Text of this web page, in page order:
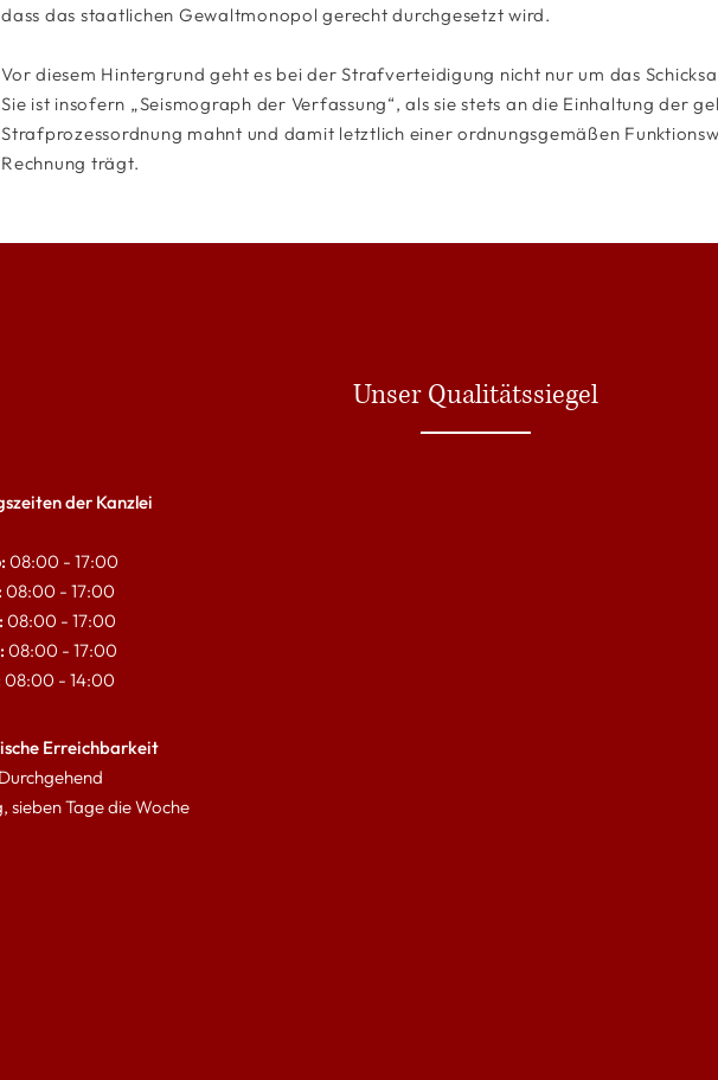
dass das staatlichen Gewaltmonopol gerecht durchgesetzt wird.
Vor diesem Hintergrund geht es bei der Strafverteidigung nicht nur um das
Sie ist insofern „Seismograph der Verfassung“, als sie stets an die Einhaltung der
Strafprozessordnung mahnt und damit letztlich einer ordnungsgemäßen
Rechnung trägt.
der Kanzlei
08:00 - 17:00
08:00 - 17:00
08:00 - 17:00
08:00 - 17:00
08:00 - 14:00
Erreichbarkeit
Durchgehend
sieben Tage die Woche
Unser Qualitätssiegel